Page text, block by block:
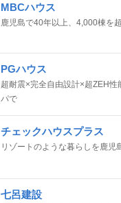
MBCハウス
鹿児島で40年以上、4,000棟を
PGハウス
超耐震×完全自由設計×超ZEH性
パで
チェックハウスプラス
リゾートのような暮らしを鹿児
七呂建設